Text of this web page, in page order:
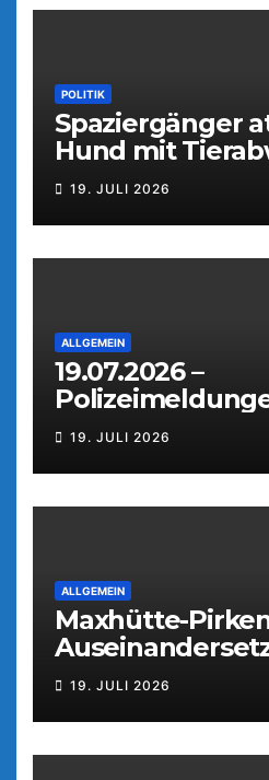
POLITIK
Spaziergänger
Hund mit
19. JULI 2026
ALLGEMEIN
19.07.2026 –
Weiden
19. JULI 2026
ALLGEMEIN
Maxhütte-
Parkfest
19. JULI 2026